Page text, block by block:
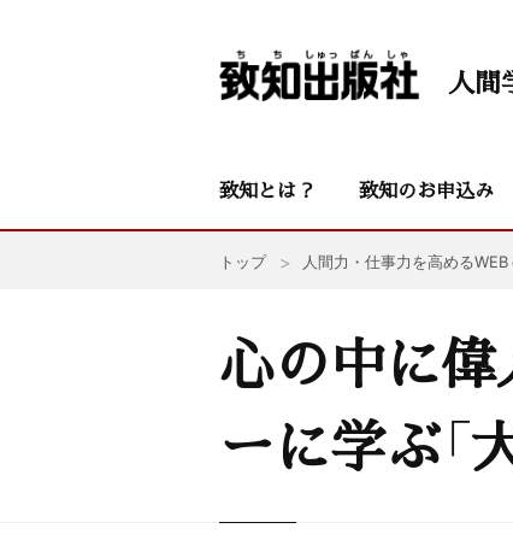
人間
致知とは？ 致知のお申込み
トップ 人間力・仕事力を高める
心の中に
ーに学ぶ「